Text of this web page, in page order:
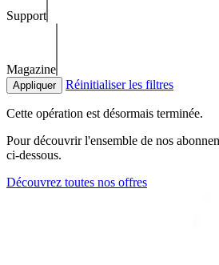
Support
Magazine
Appliquer Réinitialiser les filtres
Cette opération est désormais terminée.
Pour découvrir l'ensemble de nos
ci-dessous.
Découvrez toutes nos offres